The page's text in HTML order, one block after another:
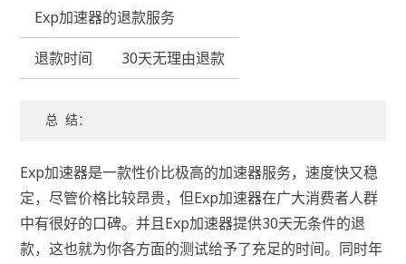
Exp加速器的退款服务
退款时间 30天无理由退款
Exp加速器是一款性价比极高的加速器服务，速度快又稳
定，尽管价格比较昂贵，但Exp加速器在广大消费者人群
中有很好的口碑。并且Exp加速器提供30天无条件的退
款，这也就为你各方面的测试给予了充足的时间。同时年